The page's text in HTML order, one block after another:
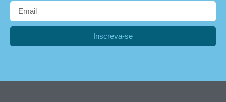
Inscreva-se